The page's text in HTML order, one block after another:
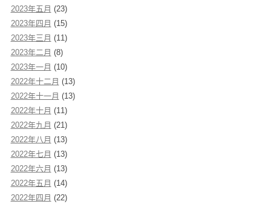
2023年五月 (23)
2023年四月 (15)
2023年三月 (11)
2023年二月 (8)
2023年一月 (10)
2022年十二月 (13)
2022年十一月 (13)
2022年十月 (11)
2022年九月 (21)
2022年八月 (13)
2022年七月 (13)
2022年六月 (13)
2022年五月 (14)
2022年四月 (22)